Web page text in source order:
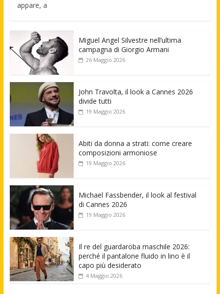
appare, a
Miguel Angel Silvestre nell’ultima
campagna di Giorgio Armani
26 Maggio 2026
John Travolta, il look a Cannes 2026
divide tutti
19 Maggio 2026
Abiti da donna a strati: come creare
composizioni armoniose
19 Maggio 2026
Michael Fassbender, il look al festival
di Cannes 2026
19 Maggio 2026
Il re del guardaroba maschile 2026:
perché il pantalone fluido in lino è il
capo più desiderato
4 Maggio 2026